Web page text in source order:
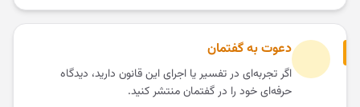
دعوت به گفتمان
اگر تجربه‌ای در تفسیر یا اجرای این قانون دارید، دیدگاه
حرفه‌ای خود را در گفتمان منتشر کنید.